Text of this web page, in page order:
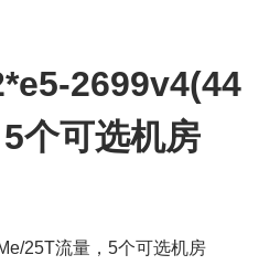
2699v4(44
个可选机房
25T流量，5个可选机房